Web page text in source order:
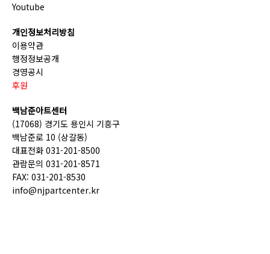
Youtube
개인정보처리방침
이용약관
행정정보공개
경영공시
후원
백남준아트센터
(17068) 경기도 용인시 기흥구
백남준로 10 (상갈동)
대표전화 031-201-8500
관람문의 031-201-8571
FAX: 031-201-8530
info@njpartcenter.kr